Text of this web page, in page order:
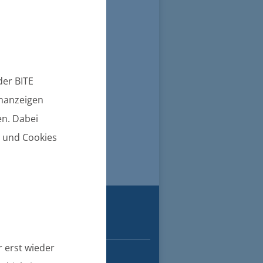
BITE
Dabei
Cookies
erst wiedereinen Termin.